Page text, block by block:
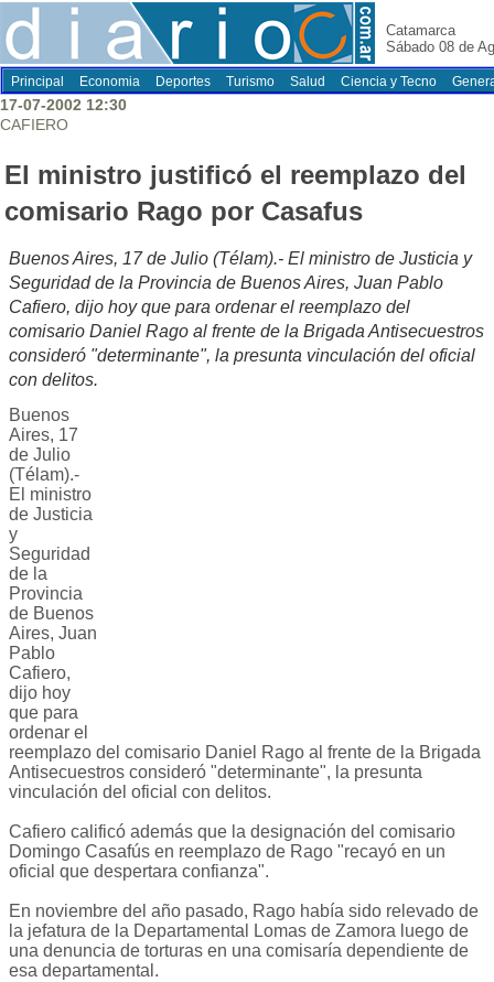
Catamarca
Sábado 08 de
Principal Economia Deportes Turismo Salud Ciencia y Tecno
17-07-2002 12:30
CAFIERO
El ministro justificó el reemplazo del
comisario Rago por Casafus
Buenos Aires, 17 de Julio (Télam).- El ministro de Justicia y
Seguridad de la Provincia de Buenos Aires, Juan Pablo
Cafiero, dijo hoy que para ordenar el reemplazo del
comisario Daniel Rago al frente de la Brigada Antisecuestros
consideró "determinante", la presunta vinculación del oficial
con delitos.
Buenos
Aires, 17
de Julio
(Télam).-
El ministro
de Justicia
y
Seguridad
de la
Provincia
de Buenos
Aires, Juan
Pablo
Cafiero,
dijo hoy
que para
ordenar el
reemplazo del comisario Daniel Rago al frente de la Brigada
Antisecuestros consideró "determinante", la presunta
vinculación del oficial con delitos.
Cafiero calificó además que la designación del comisario
Domingo Casafús en reemplazo de Rago "recayó en un
oficial que despertara confianza".
En noviembre del año pasado, Rago había sido relevado de
la jefatura de la Departamental Lomas de Zamora luego de
una denuncia de torturas en una comisaría dependiente de
esa departamental.